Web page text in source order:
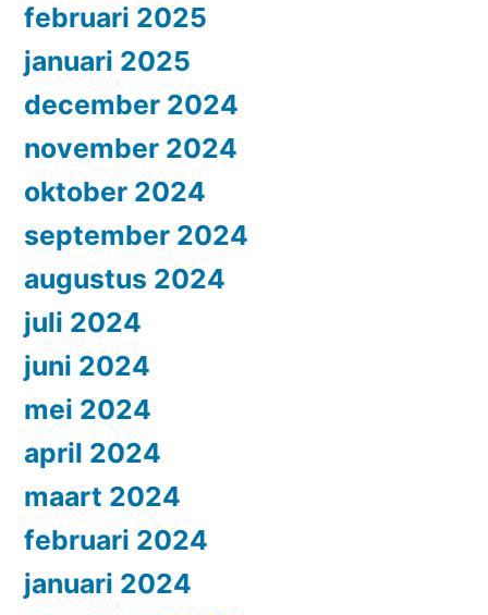
februari 2025
januari 2025
december 2024
november 2024
oktober 2024
september 2024
augustus 2024
juli 2024
juni 2024
mei 2024
april 2024
maart 2024
februari 2024
januari 2024